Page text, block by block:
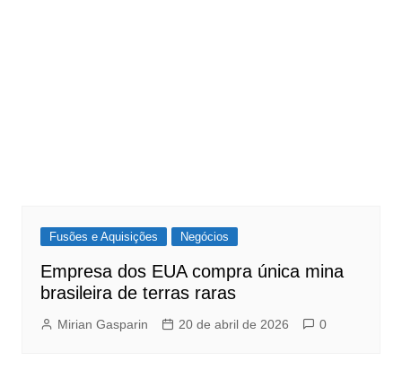
Fusões e Aquisições Negócios
Empresa dos EUA compra única mina
brasileira de terras raras
Mirian Gasparin 20 de abril de 2026 0